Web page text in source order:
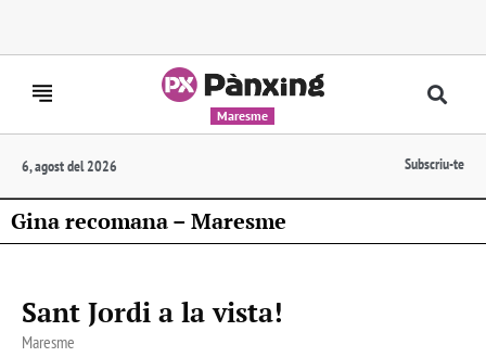
Maresme
6, agost del 2026 Subscriu-te
Gina recomana – Maresme
Sant Jordi a la vista!
Maresme